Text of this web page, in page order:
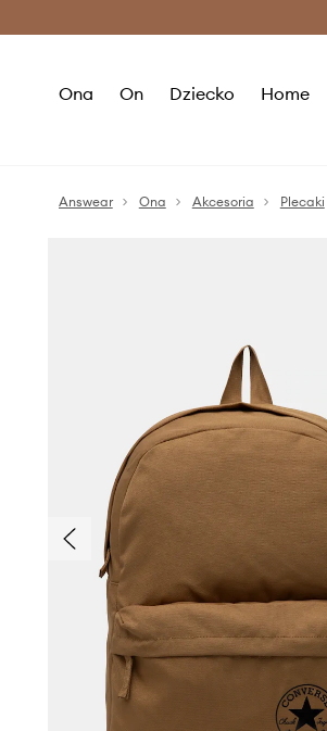
Ona On Dziecko Home
Answear Ona Akcesoria Plecaki